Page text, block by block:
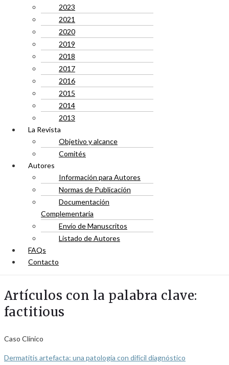
2023
2021
2020
2019
2018
2017
2016
2015
2014
2013
La Revista
Objetivo y alcance
Comités
Autores
Información para Autores
Normas de Publicación
Documentación
Complementaria
Envío de Manuscritos
Listado de Autores
FAQs
Contacto
Artículos con la palabra clave:
factitious
Caso Clínico
Dermatitis artefacta: una patología con difícil diagnóstico